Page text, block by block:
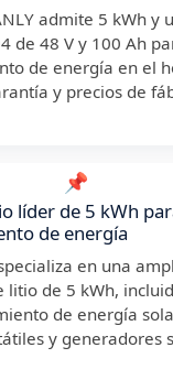
admite 5 kWh y
de 48 V y 100 Ah
de energía en el
y precios de
📌
líder de 5 kWh
de energía
en una
litio de 5 kWh,
de energía
y generadores